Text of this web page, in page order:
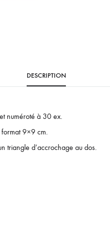
DESCRIPTION
numéroté à 30 ex.
9×9 cm.
triangle d’accrochage au dos.